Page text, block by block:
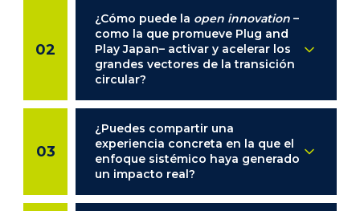
02
¿Cómo puede la open innovation –
como la que promueve Plug and
Play Japan– activar y acelerar los
grandes vectores de la transición
circular?
03
¿Puedes compartir una
experiencia concreta en la que el
enfoque sistémico haya generado
un impacto real?